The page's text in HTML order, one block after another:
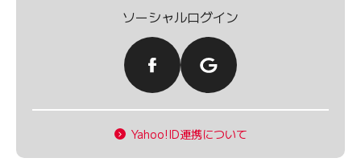
ソーシャルログイン
Yahoo!ID連携について